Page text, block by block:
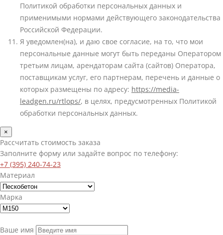
Политикой обработки персональных данных и
применимыми нормами действующего законодательства
Российской Федерации.
Я уведомлен(на), и даю свое согласие, на то, что мои
персональные данные могут быть переданы Оператором
третьим лицам, арендаторам сайта (сайтов) Оператора,
поставщикам услуг, его партнерам, перечень и данные о
которых размещены по адресу: https://media-
leadgen.ru/rtlops/, в целях, предусмотренных Политикой
обработки персональных данных.
×
Рассчитать стоимость заказа
Заполните форму или задайте вопрос по телефону:
+7 (395) 240-74-23
Материал
Марка
Ваше имя